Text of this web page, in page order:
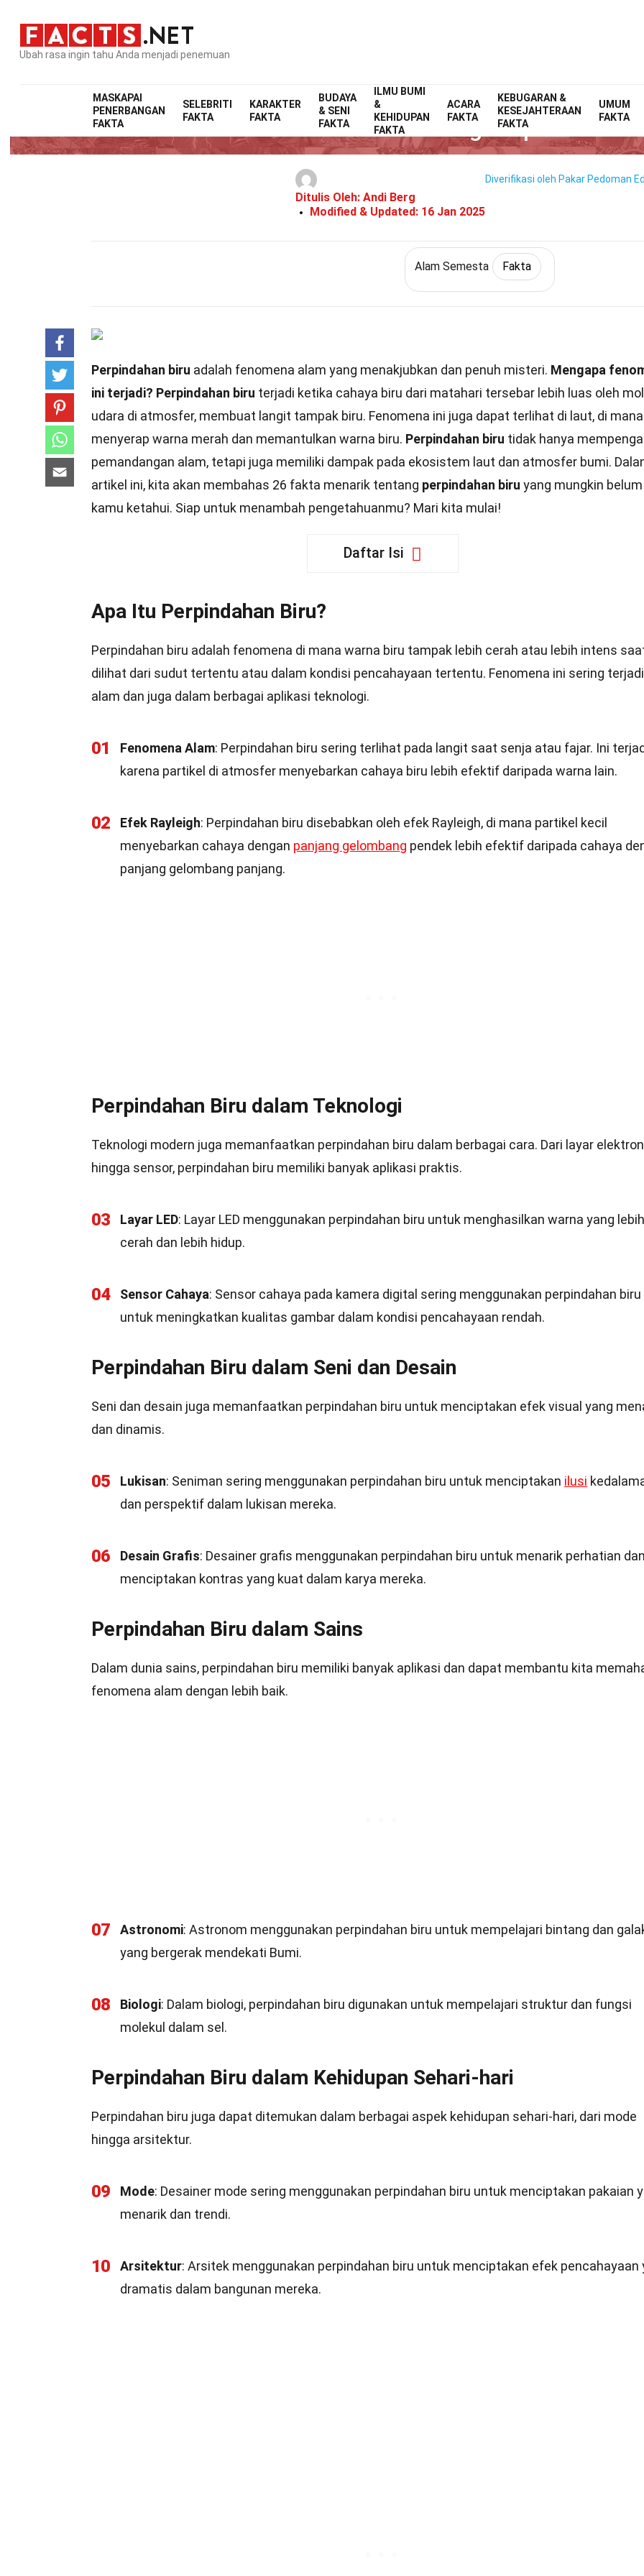
Ubah rasa ingin tahu Anda menjadi penemuan
MASKAPAI
PENERBANGAN
FAKTA
SELEBRITI
FAKTA
KARAKTER
FAKTA
BUDAYA
& SENI
FAKTA
ILMU BUMI
&
KEHIDUPAN
FAKTA
ACARA
FAKTA
KEBUGARAN &
KESEJAHTERAAN
FAKTA
UMUM
FAKTA
Home Alam Fakta Alam SemestaFakta
26 Fakta Tentang Perpindahan
Ditulis Oleh: Andi Berg
Modified & Updated: 16 Jan 2025
Diverifikasi oleh Pakar Pedoman
Alam Semesta Fakta
Perpindahan biru adalah fenomena alam yang menakjubkan dan penuh misteri. Mengapa
ini terjadi? Perpindahan biru terjadi ketika cahaya biru dari matahari tersebar lebih luas oleh
udara di atmosfer, membuat langit tampak biru. Fenomena ini juga dapat terlihat di laut, di
menyerap warna merah dan memantulkan warna biru. Perpindahan biru tidak hanya
pemandangan alam, tetapi juga memiliki dampak pada ekosistem laut dan atmosfer bumi.
artikel ini, kita akan membahas 26 fakta menarik tentang perpindahan biru yang mungkin belum
kamu ketahui. Siap untuk menambah pengetahuanmu? Mari kita mulai!
Daftar Isi
Apa Itu Perpindahan Biru?
Perpindahan biru adalah fenomena di mana warna biru tampak lebih cerah atau lebih intens
dilihat dari sudut tertentu atau dalam kondisi pencahayaan tertentu. Fenomena ini sering
alam dan juga dalam berbagai aplikasi teknologi.
01 Fenomena Alam: Perpindahan biru sering terlihat pada langit saat senja atau fajar. Ini
karena partikel di atmosfer menyebarkan cahaya biru lebih efektif daripada warna lain.
02 Efek Rayleigh: Perpindahan biru disebabkan oleh efek Rayleigh, di mana partikel kecil
menyebarkan cahaya dengan panjang gelombang pendek lebih efektif daripada cahaya
panjang gelombang panjang.
Perpindahan Biru dalam Teknologi
Teknologi modern juga memanfaatkan perpindahan biru dalam berbagai cara. Dari layar
hingga sensor, perpindahan biru memiliki banyak aplikasi praktis.
03 Layar LED: Layar LED menggunakan perpindahan biru untuk menghasilkan warna yang lebih
cerah dan lebih hidup.
04 Sensor Cahaya: Sensor cahaya pada kamera digital sering menggunakan perpindahan biru
untuk meningkatkan kualitas gambar dalam kondisi pencahayaan rendah.
Perpindahan Biru dalam Seni dan Desain
Seni dan desain juga memanfaatkan perpindahan biru untuk menciptakan efek visual yang
dan dinamis.
05 Lukisan: Seniman sering menggunakan perpindahan biru untuk menciptakan ilusi
dan perspektif dalam lukisan mereka.
06 Desain Grafis: Desainer grafis menggunakan perpindahan biru untuk menarik perhatian
menciptakan kontras yang kuat dalam karya mereka.
Perpindahan Biru dalam Sains
Dalam dunia sains, perpindahan biru memiliki banyak aplikasi dan dapat membantu kita
fenomena alam dengan lebih baik.
07 Astronomi: Astronom menggunakan perpindahan biru untuk mempelajari bintang dan
yang bergerak mendekati Bumi.
08 Biologi: Dalam biologi, perpindahan biru digunakan untuk mempelajari struktur dan fungsi
molekul dalam sel.
Perpindahan Biru dalam Kehidupan Sehari-hari
Perpindahan biru juga dapat ditemukan dalam berbagai aspek kehidupan sehari-hari, dari mode
hingga arsitektur.
09 Mode: Desainer mode sering menggunakan perpindahan biru untuk menciptakan pakaian
menarik dan trendi.
10 Arsitektur: Arsitek menggunakan perpindahan biru untuk menciptakan efek pencahayaan
dramatis dalam bangunan mereka.